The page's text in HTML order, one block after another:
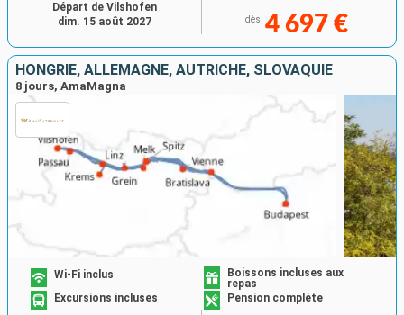
dès 4 697 €
Départ de Vilshofen
dim. 15 août 2027
HONGRIE, ALLEMAGNE, AUTRICHE, SLOVAQUIE
8 jours, AmaMagna
Wi-Fi inclus
Boissons incluses aux
repas
Excursions incluses
Pension complète